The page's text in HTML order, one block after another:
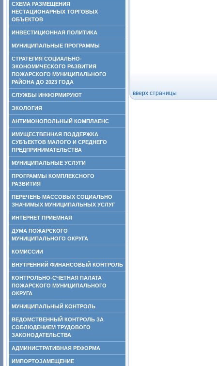
СХЕМА РАЗМЕЩЕНИЯ
НЕСТАЦИОНАРНЫХ ТОРГОВЫХ
ОБЪЕКТОВ
ИНВЕСТИЦИОННАЯ ПОЛИТИКА
МУНИЦИПАЛЬНЫЕ ПРОГРАММЫ
СТРАТЕГИЯ СОЦИАЛЬНО-
ЭКОНОМИЧЕСКОГО РАЗВИТИЯ
ПОЖАРСКОГО МУНИЦИПАЛЬНОГО
РАЙОНА ДО 2023 ГОДА
СЛУЖБЫ ИНФОРМИРУЮТ
ЭКОЛОГИЯ
АНТИМОНОПОЛЬНЫЙ КОМПЛАЕНС
ИМУЩЕСТВЕННАЯ ПОДДЕРЖКА
СУБЪЕКТОВ МАЛОГО И СРЕДНЕГО
ПРЕДПРИНИМАТЕЛЬСТВА
МУНИЦИПАЛЬНЫЕ УСЛУГИ
ПРОГРАММЫ КОМПЛЕКСНОГО
РАЗВИТИЯ
ПЕРЕЧЕНЬ МАССОВЫХ СОЦИАЛЬНО
ЗНАЧИМЫХ МУНИЦИПАЛЬНЫХ УСЛУГ
ИНТЕРНЕТ ПРИЕМНАЯ
ДУМА ПОЖАРСКОГО
МУНИЦИПАЛЬНОГО ОКРУГА
КОМИССИИ
ВНУТРЕННИЙ ФИНАНСОВЫЙ КОНТРОЛЬ
КОНТРОЛЬНО-СЧЕТНАЯ ПАЛАТА
ПОЖАРСКОГО МУНИЦИПАЛЬНОГО
ОКРУГА
МУНИЦИПАЛЬНЫЙ КОНТРОЛЬ
ВЕДОМСТВЕННЫЙ КОНТРОЛЬ ЗА
СОБЛЮДЕНИЕМ ТРУДОВОГО
ЗАКОНОДАТЕЛЬСТВА
АДМИНИСТРАТИВНАЯ РЕФОРМА
ИМПОРТОЗАМЕЩЕНИЕ
вверх страницы